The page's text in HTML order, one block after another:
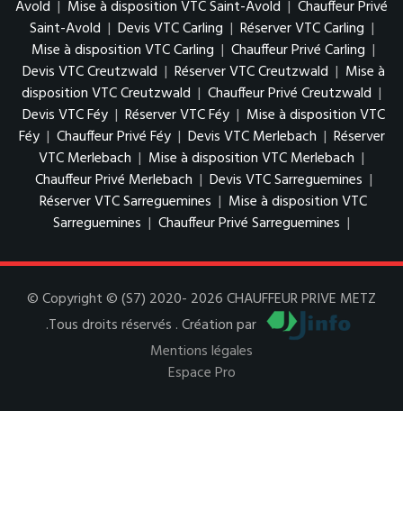
Avold | Mise à disposition VTC Saint-Avold | Chauffeur Privé
Saint-Avold | Devis VTC Carling | Réserver VTC Carling |
Mise à disposition VTC Carling | Chauffeur Privé Carling |
Devis VTC Creutzwald | Réserver VTC Creutzwald | Mise à
disposition VTC Creutzwald | Chauffeur Privé Creutzwald |
Devis VTC Féy | Réserver VTC Féy | Mise à disposition VTC
Féy | Chauffeur Privé Féy | Devis VTC Merlebach | Réserver
VTC Merlebach | Mise à disposition VTC Merlebach |
Chauffeur Privé Merlebach | Devis VTC Sarreguemines |
Réserver VTC Sarreguemines | Mise à disposition VTC
Sarreguemines | Chauffeur Privé Sarreguemines |
© Copyright © (S7) 2020- 2026 CHAUFFEUR PRIVE METZ
.Tous droits réservés . Création par
Mentions légales
Espace Pro